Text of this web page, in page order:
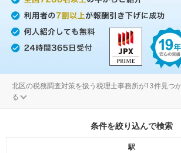
北区の税務調査対策を扱う税理士事務所が13件見つか
る
条件を絞り込んで検索
駅